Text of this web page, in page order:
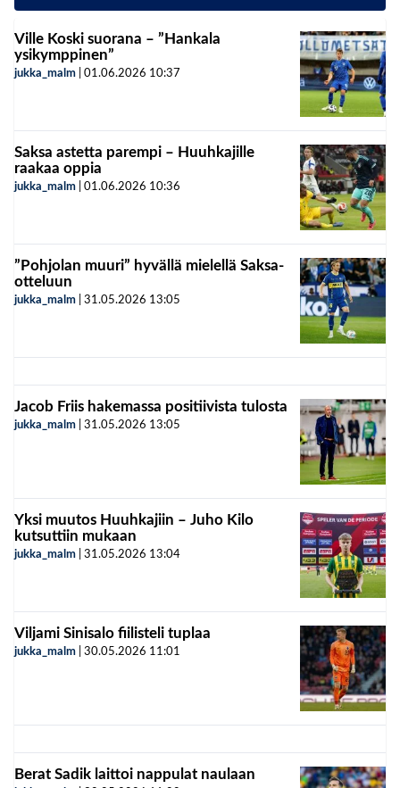
Ville Koski suorana – ”Hankala
ysikymppinen”
jukka_malm 01.06.2026 10:37
Saksa astetta parempi – Huuhkajille
raakaa oppia
jukka_malm 01.06.2026 10:36
”Pohjolan muuri” hyvällä mielellä Saksa-
otteluun
jukka_malm 31.05.2026 13:05
Jacob Friis hakemassa positiivista tulosta
jukka_malm 31.05.2026 13:05
Yksi muutos Huuhkajiin – Juho Kilo
kutsuttiin mukaan
jukka_malm 31.05.2026 13:04
Viljami Sinisalo fiilisteli tuplaa
jukka_malm 30.05.2026 11:01
Berat Sadik laittoi nappulat naulaan